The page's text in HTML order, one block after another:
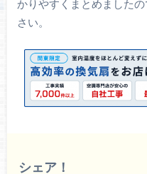
かりやすくまとめました
さい。
シェア！